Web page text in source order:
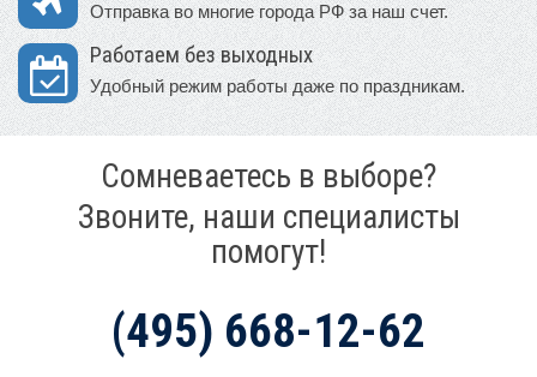
Отправка во многие города РФ за наш счет.
Работаем без выходных
Удобный режим работы даже по праздникам.
Сомневаетесь в выборе?
Звоните, наши специалисты
помогут!
(495) 668-12-62